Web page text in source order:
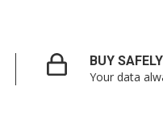
BUY SAFELY
Your data